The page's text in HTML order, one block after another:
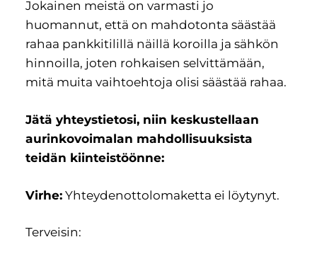
Jokainen meistä on varmasti jo
huomannut, että on mahdotonta säästää
rahaa pankkitilillä näillä koroilla ja sähkön
hinnoilla, joten rohkaisen selvittämään,
mitä muita vaihtoehtoja olisi säästää rahaa.
Jätä yhteystietosi, niin keskustellaan
aurinkovoimalan mahdollisuuksista
teidän kiinteistöönne:
Virhe:Yhteydenottolomaketta ei löytynyt.
Terveisin: